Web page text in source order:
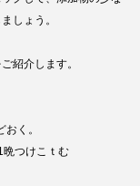
しょう。
紹介します。
く。
つけこｔむ